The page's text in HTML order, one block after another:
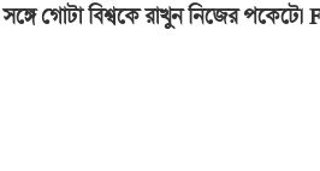
সঙ্গে গোটা বিশ্বকে রাখুন নিজের